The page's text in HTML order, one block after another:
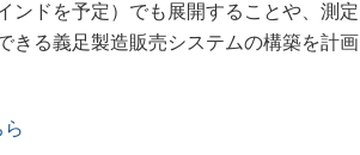
ドを予定）でも展開することや、測定
きる義足製造販売システムの構築を計画